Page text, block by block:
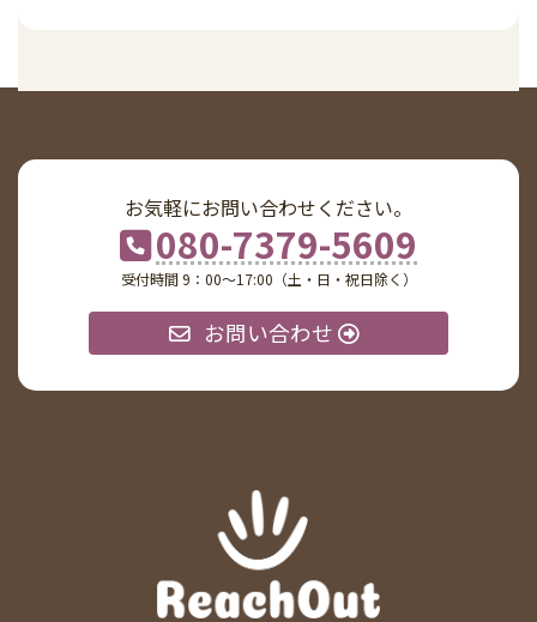
お気軽にお問い合わせください。
080-7379-5609
受付時間 9：00〜17:00（土・日・祝日除く）
お問い合わせ